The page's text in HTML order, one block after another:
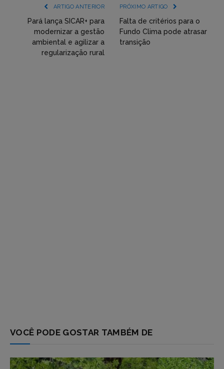
(YouTube,
Twitter,
Flickr
ARTIGO ANTERIOR
Pará lança SICAR+ para
modernizar a gestão
ambiental e agilizar a
regularização rural
PRÓXIMO ARTIGO
Falta de critérios para o
Fundo Clima pode atrasar
transição
VOCÊ PODE GOSTAR TAMBÉM DE